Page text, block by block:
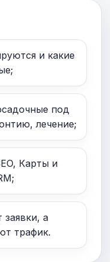
и какие
под
лечение;
Карты и
а
трафик.